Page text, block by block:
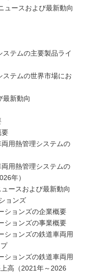
ュースおよび最新動向
テムの主要製品ライ
テムの世界市場にお
最新動向
要
用熱管理システムの
用熱管理システムの
年）
ースおよび最新動向
ョンズ
ションズの企業概要
ションズの事業概要
ションズの鉄道車両用
ションズの鉄道車両用
高（2021年～2026